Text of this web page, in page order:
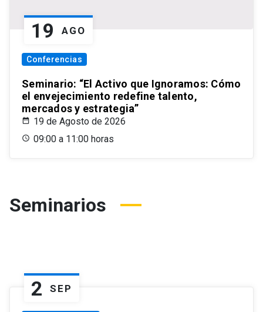
19 AGO
Conferencias
Seminario: “El Activo que Ignoramos: Cómo
el envejecimiento redefine talento,
mercados y estrategia”
19 de Agosto de 2026
09:00 a 11:00 horas
Seminarios
2 SEP